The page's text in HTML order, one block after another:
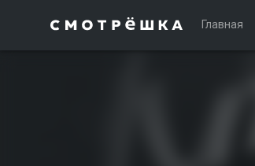
Главная